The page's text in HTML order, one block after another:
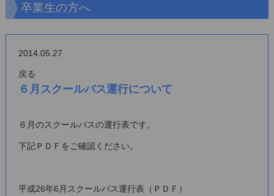
卒業生の方へ
2014.05.27
戻る
６月スクールバス運行について
６月のスクールバスの運行表です。
下記ＰＤＦをご確認ください。
平成26年6月スクールバス運行表（ＰＤＦ）